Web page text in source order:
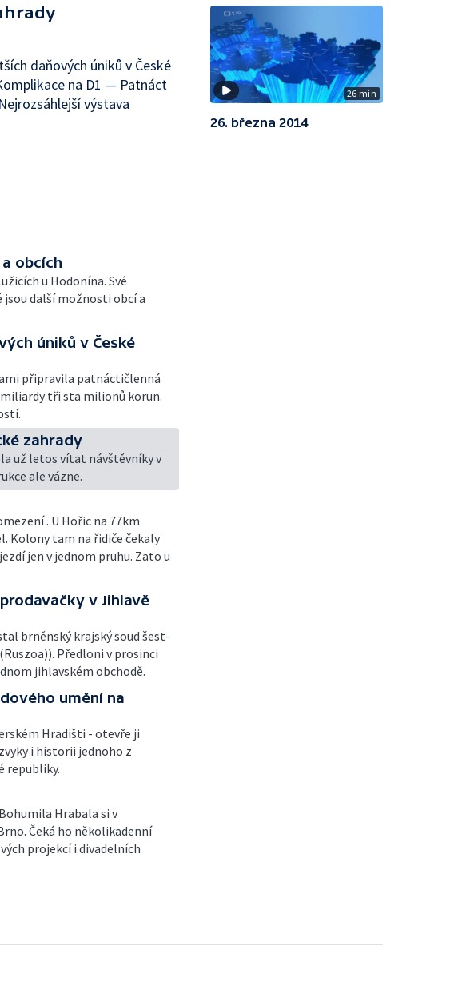
daňových úniků v České
na D1 — Patnáct
výstava
obcích
u Hodonína. Své
jsou další možnosti obcí a
úniků v České
připravila patnáctičlenná
tři sta milionů korun.
zahrady
už letos vítat návštěvníky v
ale vázne.
. U Hořic na 77km
Kolony tam na řidiče čekaly
jen v jednom pruhu. Zato u
v Jihlavě
brněnský krajský soud šest-
Předloni v prosinci
jihlavském obchodě.
umění na
Hradišti - otevře ji
i historii jednoho z
republiky.
Hrabala si v
Čeká ho několikadenní
projekcí i divadelních
26 min
26. března 2014